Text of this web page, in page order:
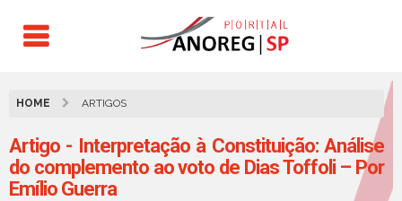
HOME ARTIGOS
Artigo - Interpretação à Constituição: Análise
do complemento ao voto de Dias Toffoli – Por
Emílio Guerra